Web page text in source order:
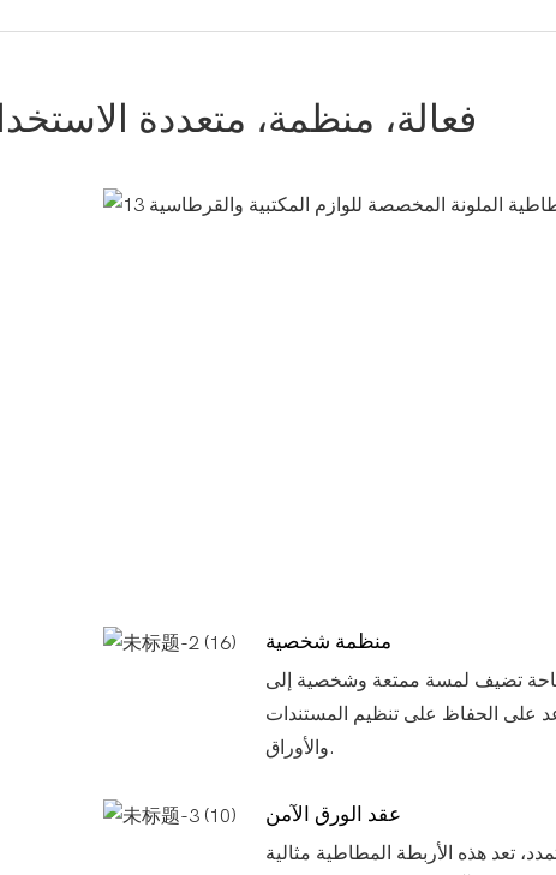
فعالة، منظمة، متعددة
منظمة شخصية
تضيف لمسة ممتعة وشخصية إلى
على الحفاظ على تنظيم المستندات
والأوراق.
عقد الورق الآمن
تعد هذه الأربطة المطاطية مثالية